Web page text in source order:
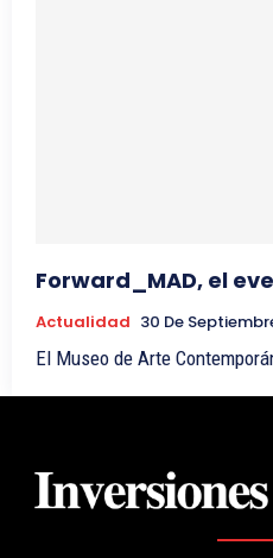
Forward_MAD, el
Actualidad 30 De
El Museo de Arte